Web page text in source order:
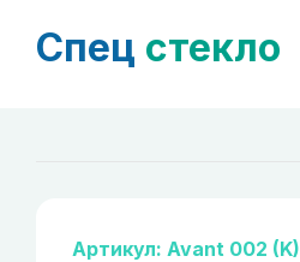
Спец стекло
Артикул: Avant 002 (K)